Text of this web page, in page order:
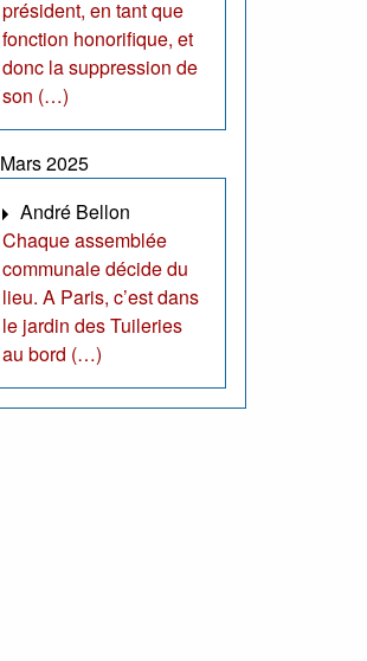
président, en tant que
fonction honorifique, et
donc la suppression de
son (…)
Mars 2025
André Bellon
Chaque assemblée
communale décide du
lieu. A Paris, c’est dans
le jardin des Tuileries
au bord (…)